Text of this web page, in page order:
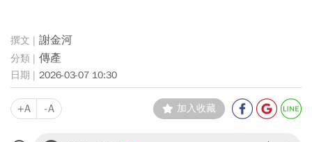
謝金河
傳產
2026-03-07 10:30
+A -A 加入收藏